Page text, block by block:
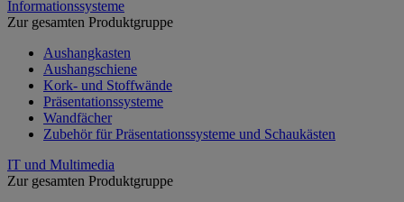
Informationssysteme
Zur gesamten Produktgruppe
Aushangkasten
Aushangschiene
Kork- und Stoffwände
Präsentationssysteme
Wandfächer
Zubehör für Präsentationssysteme und Schaukästen
IT und Multimedia
Zur gesamten Produktgruppe